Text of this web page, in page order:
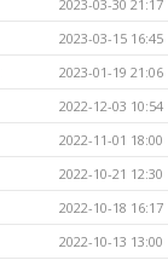
2023-03-30 21:17
2023-03-15 16:45
2023-01-19 21:06
2022-12-03 10:54
2022-11-01 18:00
2022-10-21 12:30
2022-10-18 16:17
2022-10-13 13:00